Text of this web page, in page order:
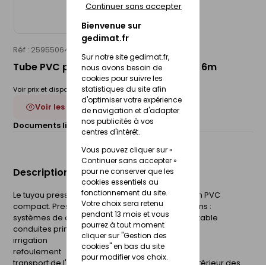
Bienvenue sur
gedimat.fr
Sur notre site gedimat.fr,
nous avons besoin de
cookies pour suivre les
statistiques du site afin
d'optimiser votre expérience
de navigation et d'adapter
nos publicités à vos
centres d'intérêt.
Vous pouvez cliquer sur «
Continuer sans accepter »
pour ne conserver que les
cookies essentiels au
fonctionnement du site.
Votre choix sera retenu
pendant 13 mois et vous
pourrez à tout moment
cliquer sur "Gestion des
cookies" en bas du site
pour modifier vos choix.
Continuer sans accepter
Réf : 25955064
Tube PVC pression à coller PN25 - D25 6m
Voir prix et disponibilité en magasin
Voir les 2 déclinaisons
Documents liés :
Fiche technique
Description du produit
Le tuyau pression JC PN 10 de Wavin est conçu en PVC
compact. Pression nominale : 10 bars. Applications :
systèmes de canalisation d'adduction d'eau potable
conduites principales et branchements
irrigation
refoulement
transport de l'eau en aérien, à l'extérieur et à l'intérieur des